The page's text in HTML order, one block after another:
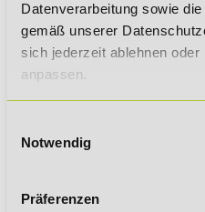
Datenverarbeitung sowie
gemäß unserer
sich jederzeit ablehnen oder
anpassen.
Notwendig
Präferenzen